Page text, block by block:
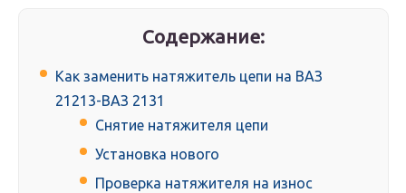
Содержание:
Как заменить натяжитель цепи на ВАЗ
21213-ВАЗ 2131
Снятие натяжителя цепи
Установка нового
Проверка натяжителя на износ